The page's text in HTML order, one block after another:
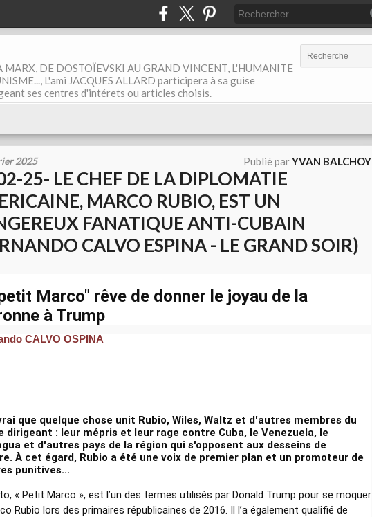
DE DOSTOÏEVSKI AU GRAND VINCENT, L'HUMANITE
L'ami JACQUES ALLARD participera à sa guise
ses centres d'intérets ou articles choisis.
2025 Publié parYVAN BALCHOY
25- LE CHEF DE LA DIPLOMATIE
MARCO RUBIO, EST UN
FANATIQUE ANTI-CUBAIN
CALVO ESPINA - LE GRAND SOIR)
Marco" rêve de donner le joyau de la
à Trump
CALVO OSPINA
que quelque chose unit Rubio, Wiles, Waltz et d'autres membres du
dirigeant : leur mépris et leur rage contre Cuba, le Venezuela, le
et d'autres pays de la région qui s'opposent aux desseins de
À cet égard, Rubio a été une voix de premier plan et un promoteur de
punitives...
« Petit Marco », est l’un des termes utilisés par Donald Trump pour se moquer
Rubio lors des primaires républicaines de 2016. Il l’a également qualifié de